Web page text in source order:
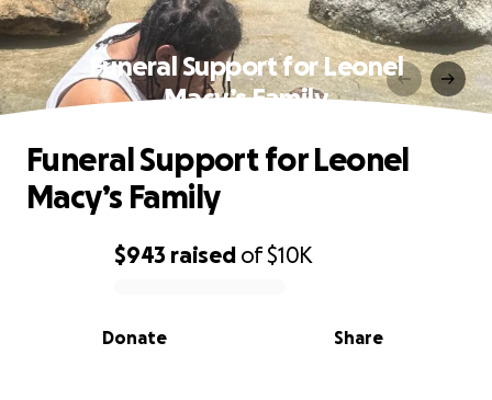
Funeral Support for Leonel
Macy’s Family
0% complete
$943 raised of$10K
Share
Donate
Funeral Support for Leonel
Macy’s Family